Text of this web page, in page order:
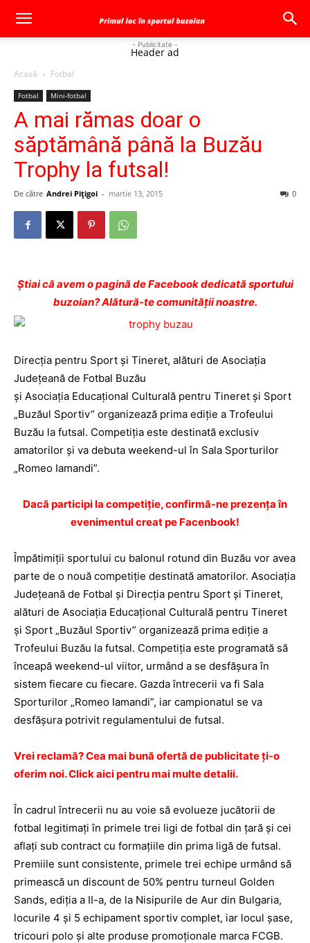
- Publicitate -
Header ad
Acasă Fotbal
Fotbal Mini-fotbal
A mai rămas doar o
săptămână până la Buzău
Trophy la futsal!
De către Andrei Pițigoi - martie 13, 2015 0
Ştiai că avem o pagină de Facebook dedicată sportului
buzoian? Alătură-te comunității noastre.
Direcţia pentru Sport şi Tineret, alături de Asociaţia
Judeţeană de Fotbal Buzău
şi Asociaţia Educaţional Culturală pentru Tineret şi Sport
„Buzăul Sportiv” organizează prima ediţie a Trofeului
Buzău la futsal. Competiţia este destinată exclusiv
amatorilor şi va debuta weekend-ul în Sala Sporturilor
„Romeo Iamandi”.
Dacă participi la competiţie, confirmă-ne prezenţa în
evenimentul creat pe Facenbook!
Împătimiţii sportului cu balonul rotund din Buzău vor avea
parte de o nouă competiţie destinată amatorilor. Asociaţia
Judeţeană de Fotbal şi Direcţia pentru Sport şi Tineret,
alături de Asociaţia Educaţional Culturală pentru Tineret
şi Sport „Buzăul Sportiv” organizează prima ediţie a
Trofeului Buzău la futsal. Competiţia este programată să
înceapă weekend-ul viitor, urmând a se desfăşura în
sistem fiecare cu fiecare. Gazda întrecerii va fi Sala
Sporturilor „Romeo Iamandi”, iar campionatul se va
desfăşura potrivit regulamentului de futsal.
Vrei reclamă? Cea mai bună ofertă de publicitate ţi-o
oferim noi. Click aici pentru mai multe detalii.
În cadrul întrecerii nu au voie să evolueze jucătorii de
fotbal legitimaţi în primele trei ligi de fotbal din ţară şi cei
aflaţi sub contract cu formaţiile din prima ligă de futsal.
Premiile sunt consistente, primele trei echipe urmând să
primească un discount de 50% pentru turneul Golden
Sands, ediţia a II-a, de la Nisipurile de Aur din Bulgaria,
locurile 4 şi 5 echipament sportiv complet, iar locul şase,
tricouri polo şi alte produse promoţionale marca FCGB.